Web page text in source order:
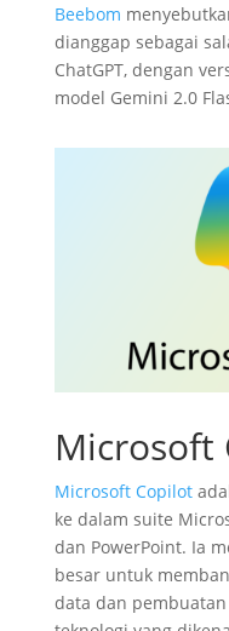
Beebom
dianggap sebagai
ChatGPT, dengan
model Gemini 2.0
Microsoft
Microsoft Copilot
ke dalam suite
dan PowerPoint. Ia
besar untuk
data dan